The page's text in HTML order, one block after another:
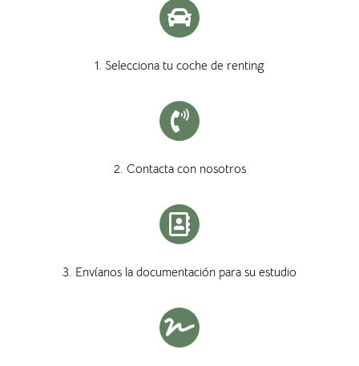
1. Selecciona tu coche de renting
2. Contacta con nosotros
3. Envíanos la documentación para su estudio